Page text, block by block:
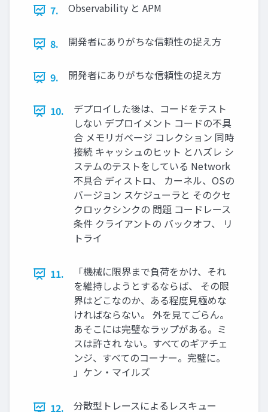
7. Observability と APM
8. 開発者にありがちな信頼性の捉え⽅
9. 開発者にありがちな信頼性の捉え⽅
10.
デプロイした後は、コードをテスト
しない デプロイメント コードの不具
合 メモリガベージ コレクション 同時
接続 キャッシュのヒット とハズレ シ
ステムのテストをしている Network
不具合 ディストロ、 カーネル、OSの
バージョン スケジューラと そのクセ
クロックシンクの 問題 コードレース
条件 クライアントの バックオフ、 リ
トライ
11.
「機械に限界まで負荷をかけ、それ
を維持しようとするならば、 その限
界はどこなのか、ある程度⾒極めな
ければならない。 外を⾒てごらん。
あそこには完璧なラップがある。ミ
スは許され ない。すべてのギアチェ
ンジ、すべてのコーナー。完璧に。
」ケン・マイルズ
12. 分散型トレースによるレスキュー